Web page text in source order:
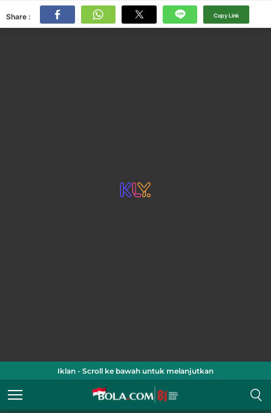
Share : Copy Link
Iklan - Scroll ke bawah untuk melanjutkan